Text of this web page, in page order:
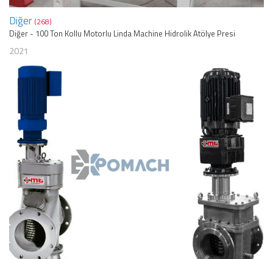
Diğer (268)
Diğer - 100 Ton Kollu Motorlu Linda Machine Hidrolik Atölye Presi
2021